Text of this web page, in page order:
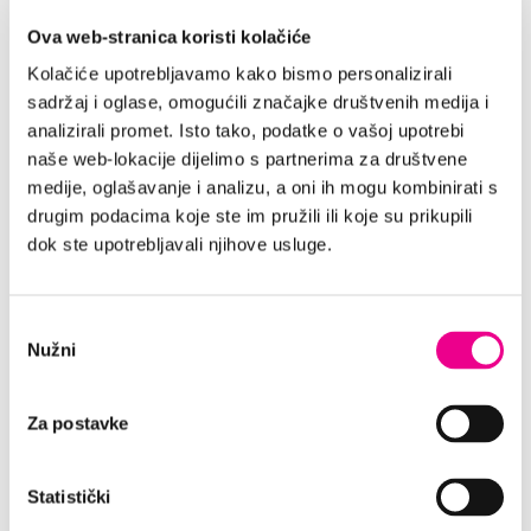
Ova web-stranica koristi kolačiće
Kolačiće upotrebljavamo kako bismo personalizirali
sadržaj i oglase, omogućili značajke društvenih medija i
analizirali promet. Isto tako, podatke o vašoj upotrebi
naše web-lokacije dijelimo s partnerima za društvene
medije, oglašavanje i analizu, a oni ih mogu kombinirati s
drugim podacima koje ste im pružili ili koje su prikupili
dok ste upotrebljavali njihove usluge.
pristanka
Nužni
Za postavke
Statistički
Fahrzeugen können Sie jederzeit das
ideale Fahrzeug für Ihre Bedürfnisse
auswählen. Genießen Sie eine sichere
Fahrt durch Split mit stets verfügbarer
Unterstützung unseres
Expertenteams.
IM PREIS INBEGRIFFEN:
Flughafensteuer